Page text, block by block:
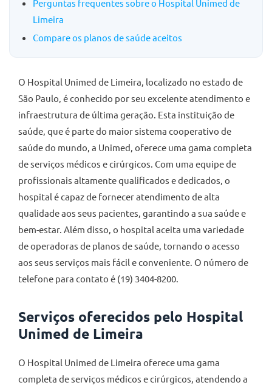
Perguntas frequentes sobre o Hospital Unimed de
Limeira
Compare os planos de saúde aceitos
O Hospital Unimed de Limeira, localizado no estado de
São Paulo, é conhecido por seu excelente atendimento e
infraestrutura de última geração. Esta instituição de
saúde, que é parte do maior sistema cooperativo de
saúde do mundo, a Unimed, oferece uma gama completa
de serviços médicos e cirúrgicos. Com uma equipe de
profissionais altamente qualificados e dedicados, o
hospital é capaz de fornecer atendimento de alta
qualidade aos seus pacientes, garantindo a sua saúde e
bem-estar. Além disso, o hospital aceita uma variedade
de operadoras de planos de saúde, tornando o acesso
aos seus serviços mais fácil e conveniente. O número de
telefone para contato é (19) 3404-8200.
Serviços oferecidos pelo Hospital
Unimed de Limeira
O Hospital Unimed de Limeira oferece uma gama
completa de serviços médicos e cirúrgicos, atendendo a